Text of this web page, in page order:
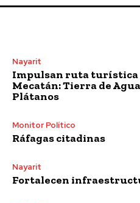
Nayarit
Impulsan ruta turística
Mecatán: Tierra de
Plátanos
Monitor Político
Ráfagas citadinas
Nayarit
Fortalecen